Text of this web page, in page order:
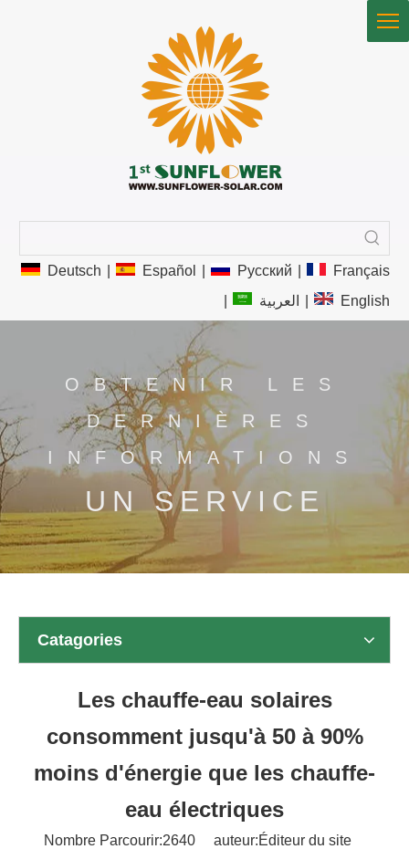
Deutsch Español Pусский
Français
العربية English
OBTENIR LES
DERNIÈRES
INFORMATIONS
UN SERVICE
Catagories
Les chauffe-eau solaires
consomment jusqu'à 50 à 90%
moins d'énergie que les chauffe-
eau électriques
Nombre Parcourir:2640auteur:Éditeur du site